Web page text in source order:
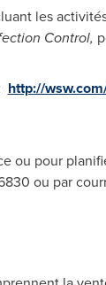
les
Control,
http://
ou pour
ou par